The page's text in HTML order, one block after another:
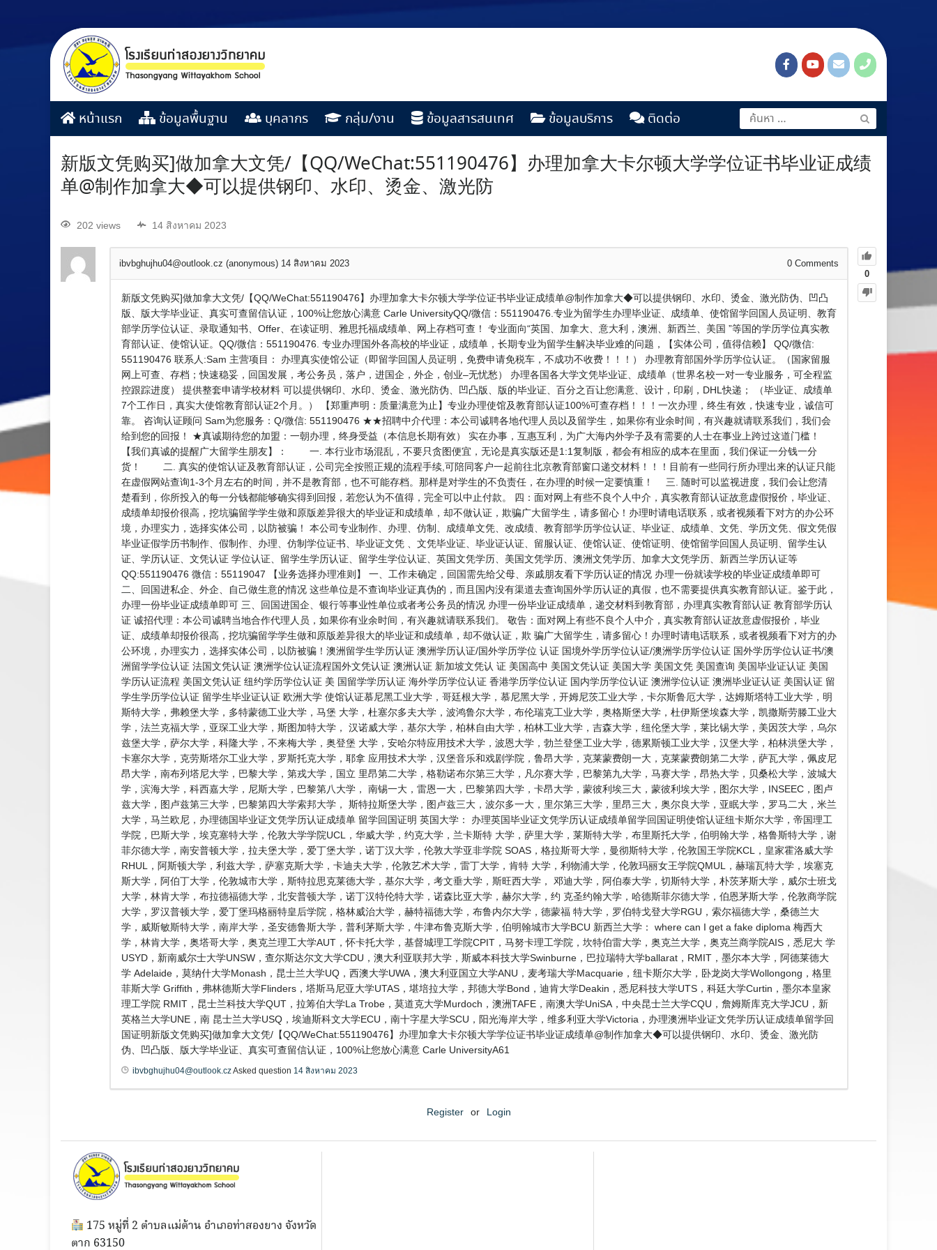
หน้าแรก ข้อมูลพื้นฐาน บุคลากร กลุ่ม/งาน ข้อมูลสารสนเทศ ข้อมูลบริการ ติดต่อ
新版文凭购买]做加拿大文凭/【QQ/WeChat:551190476】办理加拿大卡尔顿大学学位证书毕业证成绩
单@制作加拿大◆可以提供钢印、水印、烫金、激光防
202 views 14 สิงหาคม 2023
0
ibvbghujhu04@outlook.cz (anonymous) 14 สิงหาคม 2023 0 Comments
新版文凭购买]做加拿大文凭/【QQ/WeChat:551190476】办理加拿大卡尔顿大学学位证书毕业证成绩单@制作加拿大◆可以提供钢印、水印、烫金、激光防伪、凹凸
版、版大学毕业证、真实可查留信认证，100%让您放心满意 Carle UniversityQQ/微信：551190476.专业为留学生办理毕业证、成绩单、使馆留学回国人员证明、教育
部学历学位认证、录取通知书、Offer、在读证明、雅思托福成绩单、网上存档可查！ 专业面向“英国、加拿大、意大利，澳洲、新西兰、美国 ”等国的学历学位真实教
育部认证、使馆认证。QQ/微信：551190476. 专业办理国外各高校的毕业证，成绩单，长期专业为留学生解决毕业难的问题，【实体公司，值得信赖】 QQ/微信:
551190476 联系人:Sam 主营项目： 办理真实使馆公证（即留学回国人员证明，免费申请免税车，不成功不收费！！！） 办理教育部国外学历学位认证。（国家留服
网上可查、存档；快速稳妥，回国发展，考公务员，落户，进国企，外企，创业–无忧愁） 办理各国各大学文凭毕业证、成绩单（世界名校一对一专业服务，可全程监
控跟踪进度） 提供整套申请学校材料 可以提供钢印、水印、烫金、激光防伪、凹凸版、版的毕业证、百分之百让您满意、设计，印刷，DHL快递； （毕业证、成绩单
7个工作日，真实大使馆教育部认证2个月。） 【郑重声明：质量满意为止】专业办理使馆及教育部认证100%可查存档！！！一次办理，终生有效，快速专业，诚信可
靠。 咨询认证顾问 Sam为您服务：Q/微信: 551190476 ★★招聘中介代理：本公司诚聘各地代理人员以及留学生，如果你有业余时间，有兴趣就请联系我们，我们会
给到您的回报！ ★真诚期待您的加盟：一朝办理，终身受益（本信息长期有效） 实在办事，互惠互利，为广大海内外学子及有需要的人士在事业上跨过这道门槛！
【我们真诚的提醒广大留学生朋友】： 一. 本行业市场混乱，不要只贪图便宜，无论是真实版还是1:1复制版，都会有相应的成本在里面，我们保证一分钱一分
货！ 二. 真实的使馆认证及教育部认证，公司完全按照正规的流程手续,可陪同客户一起前往北京教育部窗口递交材料！！！目前有一些同行所办理出来的认证只能
在虚假网站查询1-3个月左右的时间，并不是教育部，也不可能存档。那样是对学生的不负责任，在办理的时候一定要慎重！ 三. 随时可以监视进度，我们会让您清
楚看到，你所投入的每一分钱都能够确实得到回报，若您认为不值得，完全可以中止付款。 四：面对网上有些不良个人中介，真实教育部认证故意虚假报价，毕业证、
成绩单却报价很高，挖坑骗留学学生做和原版差异很大的毕业证和成绩单，却不做认证，欺骗广大留学生，请多留心！办理时请电话联系，或者视频看下对方的办公环
境，办理实力，选择实体公司，以防被骗！ 本公司专业制作、办理、仿制、成绩单文凭、改成绩、教育部学历学位认证、毕业证、成绩单、文凭、学历文凭、假文凭假
毕业证假学历书制作、假制作、办理、仿制学位证书、毕业证文凭 、文凭毕业证、毕业证认证、留服认证、使馆认证、使馆证明、使馆留学回国人员证明、留学生认
证、学历认证、文凭认证 学位认证、留学生学历认证、留学生学位认证、英国文凭学历、美国文凭学历、澳洲文凭学历、加拿大文凭学历、新西兰学历认证等
QQ:551190476 微信：55119047 【业务选择办理准则】 一、工作未确定，回国需先给父母、亲戚朋友看下学历认证的情况 办理一份就读学校的毕业证成绩单即可
二、回国进私企、外企、自己做生意的情况 这些单位是不查询毕业证真伪的，而且国内没有渠道去查询国外学历认证的真假，也不需要提供真实教育部认证。鉴于此，
办理一份毕业证成绩单即可 三、回国进国企、银行等事业性单位或者考公务员的情况 办理一份毕业证成绩单，递交材料到教育部，办理真实教育部认证 教育部学历认
证 诚招代理：本公司诚聘当地合作代理人员，如果你有业余时间，有兴趣就请联系我们。 敬告：面对网上有些不良个人中介，真实教育部认证故意虚假报价，毕业
证、成绩单却报价很高，挖坑骗留学学生做和原版差异很大的毕业证和成绩单，却不做认证，欺 骗广大留学生，请多留心！办理时请电话联系，或者视频看下对方的办
公环境，办理实力，选择实体公司，以防被骗！澳洲留学生学历认证 澳洲学历认证/国外学历学位 认证 国境外学历学位认证/澳洲学历学位认证 国外学历学位认证书/澳
洲留学学位认证 法国文凭认证 澳洲学位认证流程国外文凭认证 澳洲认证 新加坡文凭认 证 美国高中 美国文凭认证 美国大学 美国文凭 美国查询 美国毕业证认证 美国
学历认证流程 美国文凭认证 纽约学历学位认证 美 国留学学历认证 海外学历学位认证 香港学历学位认证 国内学历学位认证 澳洲学位认证 澳洲毕业证认证 美国认证 留
学生学历学位认证 留学生毕业证认证 欧洲大学 使馆认证慕尼黑工业大学，哥廷根大学，慕尼黑大学，开姆尼茨工业大学，卡尔斯鲁厄大学，达姆斯塔特工业大学，明
斯特大学，弗赖堡大学，多特蒙德工业大学，马堡 大学，杜塞尔多夫大学，波鸿鲁尔大学，布伦瑞克工业大学，奥格斯堡大学，杜伊斯堡埃森大学，凯撒斯劳滕工业大
学，法兰克福大学，亚琛工业大学，斯图加特大学， 汉诺威大学，基尔大学，柏林自由大学，柏林工业大学，吉森大学，纽伦堡大学，莱比锡大学，美因茨大学，乌尔
兹堡大学，萨尔大学，科隆大学，不来梅大学，奥登堡 大学，安哈尔特应用技术大学，波恩大学，勃兰登堡工业大学，德累斯顿工业大学，汉堡大学，柏林洪堡大学，
卡塞尔大学，克劳斯塔尔工业大学，罗斯托克大学，耶拿 应用技术大学，汉堡音乐和戏剧学院，鲁昂大学，克莱蒙费朗一大，克莱蒙费朗第二大学，萨瓦大学，佩皮尼
昂大学，南布列塔尼大学，巴黎大学，第戎大学，国立 里昂第二大学，格勒诺布尔第三大学，凡尔赛大学，巴黎第九大学，马赛大学，昂热大学，贝桑松大学，波城大
学，滨海大学，科西嘉大学，尼斯大学，巴黎第八大学， 南锡一大，雷恩一大，巴黎第四大学，卡昂大学，蒙彼利埃三大，蒙彼利埃大学，图尔大学，INSEEC，图卢
兹大学，图卢兹第三大学，巴黎第四大学索邦大学， 斯特拉斯堡大学，图卢兹三大，波尔多一大，里尔第三大学，里昂三大，奥尔良大学，亚眠大学，罗马二大，米兰
大学，马兰欧尼，办理德国毕业证文凭学历认证成绩单 留学回国证明 英国大学： 办理英国毕业证文凭学历认证成绩单留学回国证明使馆认证纽卡斯尔大学，帝国理工
学院，巴斯大学，埃克塞特大学，伦敦大学学院UCL，华威大学，约克大学，兰卡斯特 大学，萨里大学，莱斯特大学，布里斯托大学，伯明翰大学，格鲁斯特大学，谢
菲尔德大学，南安普顿大学，拉夫堡大学，爱丁堡大学，诺丁汉大学，伦敦大学亚非学院 SOAS，格拉斯哥大学，曼彻斯特大学，伦敦国王学院KCL，皇家霍洛威大学
RHUL，阿斯顿大学，利兹大学，萨塞克斯大学，卡迪夫大学，伦敦艺术大学，雷丁大学，肯特 大学，利物浦大学，伦敦玛丽女王学院QMUL，赫瑞瓦特大学，埃塞克
斯大学，阿伯丁大学，伦敦城市大学，斯特拉思克莱德大学，基尔大学，考文垂大学，斯旺西大学， 邓迪大学，阿伯泰大学，切斯特大学，朴茨茅斯大学，威尔士班戈
大学，林肯大学，布拉德福德大学，北安普顿大学，诺丁汉特伦特大学，诺森比亚大学，赫尔大学，约 克圣约翰大学，哈德斯菲尔德大学，伯恩茅斯大学，伦敦商学院
大学，罗汉普顿大学，爱丁堡玛格丽特皇后学院，格林威治大学，赫特福德大学，布鲁内尔大学，德蒙福 特大学，罗伯特戈登大学RGU，索尔福德大学，桑德兰大
学，威斯敏斯特大学，南岸大学，圣安德鲁斯大学，普利茅斯大学，牛津布鲁克斯大学，伯明翰城市大学BCU 新西兰大学： where can I get a fake diploma 梅西大
学，林肯大学，奥塔哥大学，奥克兰理工大学AUT，怀卡托大学，基督城理工学院CPIT，马努卡理工学院，坎特伯雷大学，奥克兰大学，奥克兰商学院AIS，悉尼大 学
USYD，新南威尔士大学UNSW，查尔斯达尔文大学CDU，澳大利亚联邦大学，斯威本科技大学Swinburne，巴拉瑞特大学ballarat，RMIT，墨尔本大学，阿德莱德大
学 Adelaide，莫纳什大学Monash，昆士兰大学UQ，西澳大学UWA，澳大利亚国立大学ANU，麦考瑞大学Macquarie，纽卡斯尔大学，卧龙岗大学Wollongong，格里
菲斯大学 Griffith，弗林德斯大学Flinders，塔斯马尼亚大学UTAS，堪培拉大学，邦德大学Bond，迪肯大学Deakin，悉尼科技大学UTS，科廷大学Curtin，墨尔本皇家
理工学院 RMIT，昆士兰科技大学QUT，拉筹伯大学La Trobe，莫道克大学Murdoch，澳洲TAFE，南澳大学UniSA，中央昆士兰大学CQU，詹姆斯库克大学JCU，新
英格兰大学UNE，南 昆士兰大学USQ，埃迪斯科文大学ECU，南十字星大学SCU，阳光海岸大学，维多利亚大学Victoria，办理澳洲毕业证文凭学历认证成绩单留学回
国证明新版文凭购买]做加拿大文凭/【QQ/WeChat:551190476】办理加拿大卡尔顿大学学位证书毕业证成绩单@制作加拿大◆可以提供钢印、水印、烫金、激光防
伪、凹凸版、版大学毕业证、真实可查留信认证，100%让您放心满意 Carle UniversityA61
ibvbghujhu04@outlook.czAsked question 14 สิงหาคม 2023
Register or Login
175 หมู่ที่ 2 ตำบลแม่ต้าน อำเภอท่าสองยาง จังหวัด
ตาก 63150